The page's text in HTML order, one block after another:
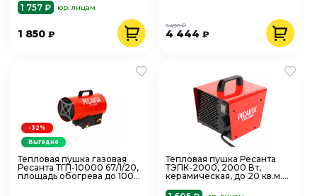
1 757 ₽
юр. лицам
1 850 ₽ 4 444₽
5 490 ₽
Тепловая пушка газовая
Ресанта ТГП-10000 67/1/20,
площадь обогрева до 100
-32%
Выгодно
Тепловая пушка Ресанта
ТЭПК-2000, 2000 Вт,
керамическая, до 20 кв.м.